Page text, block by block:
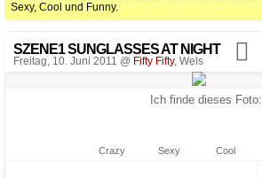
Sexy, Cool und Funny.
SZENE1 SUNGLASSES AT NIGHT
Freitag, 10. Juni 2011 @ Fifty Fifty, Wels
Ich finde dieses Foto:
Crazy Sexy Cool